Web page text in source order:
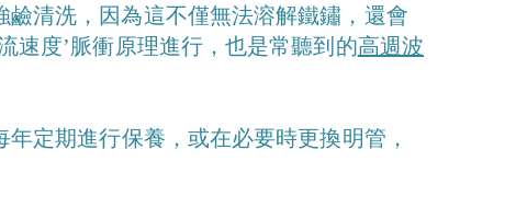
清洗，因為這不僅無法溶解鐵鏽，還會
速度’脈衝原理進行，也是常聽到的高週波
定期進行保養，或在必要時更換明管，